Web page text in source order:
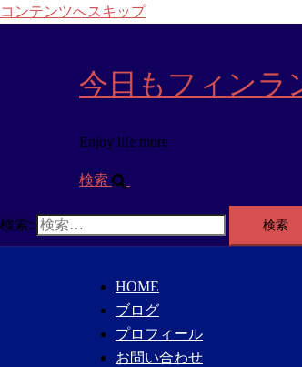
コンテンツへスキップ
今日もフィンラ
Enjoy life more
検索
検索:
HOME
ブログ
プロフィール
お問い合わせ